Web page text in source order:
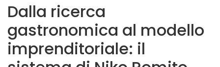
Dalla ricerca
gastronomica al modello
imprenditoriale: il